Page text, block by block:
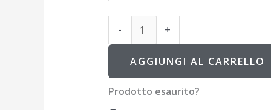
- +
AGGIUNGI AL CARRELLO
Prodotto esaurito?